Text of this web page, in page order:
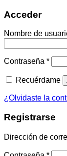
Acceder
Nombre de
Contraseña *
Recuérdame
¿Olvidaste la
Registrarse
Dirección de